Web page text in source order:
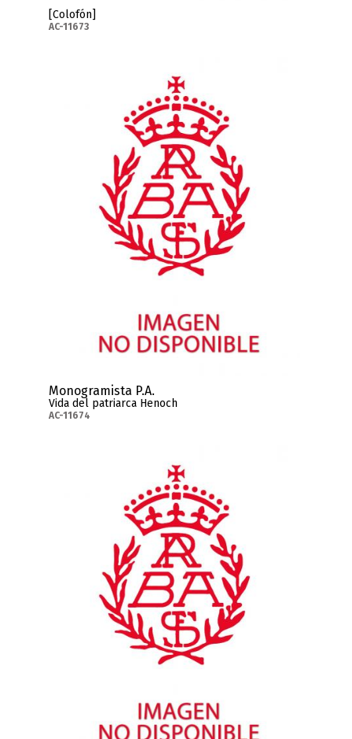
[Colofón]
AC-11673
Monogramista P.A.
Vida del patriarca Henoch
AC-11674